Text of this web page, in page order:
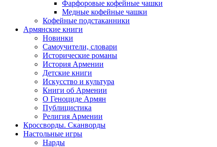
Фарфоровые кофейные чашки
Медные кофейные чашки
Кофейные подстаканники
Армянские книги
Новинки
Самоучители, словари
Исторические романы
История Армении
Детские книги
Иcкусство и культура
Книги об Армении
О Геноциде Армян
Публицистика
Религия Армении
Кроссворды. Сканворды
Настольные игры
Нарды